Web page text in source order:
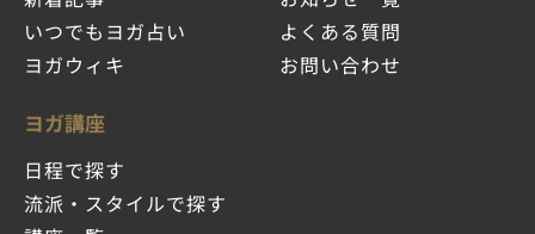
いつでもヨガ占い
ヨガウィキ
ヨガ講座
日程で探す
流派・スタイルで探す
よくある質問
お問い合わせ